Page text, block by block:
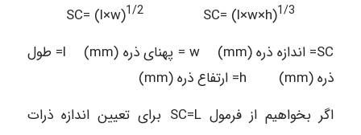
SC= (l×w)1/2 SC= (l×w×h)1/3
SC= اندازه ذره (mm) w = پهنای ذره (mm) l= طول
ذره (mm) h= ارتفاع ذره (mm)
اگر بخواهیم از فرمول SC=L برای تعیین اندازه ذرات